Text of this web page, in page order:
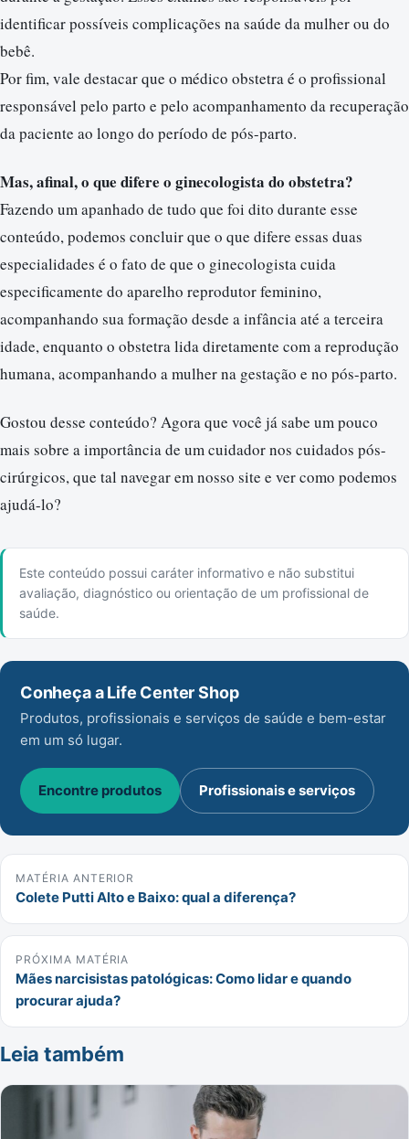
identificar possíveis complicações na saúde da mulher ou do
bebê.
Por fim, vale destacar que o médico obstetra é o profissional
responsável pelo parto e pelo acompanhamento da recuperação
da paciente ao longo do período de pós-parto.
Mas, afinal, o que difere o ginecologista do obstetra?
Fazendo um apanhado de tudo que foi dito durante esse
conteúdo, podemos concluir que o que difere essas duas
especialidades é o fato de que o ginecologista cuida
especificamente do aparelho reprodutor feminino,
acompanhando sua formação desde a infância até a terceira
idade, enquanto o obstetra lida diretamente com a reprodução
humana, acompanhando a mulher na gestação e no pós-parto.
Gostou desse conteúdo? Agora que você já sabe um pouco
mais sobre a importância de um cuidador nos cuidados pós-
cirúrgicos, que tal navegar em nosso site e ver como podemos
ajudá-lo?
Este conteúdo possui caráter informativo e não substitui
avaliação, diagnóstico ou orientação de um profissional de
saúde.
Conheça a Life Center Shop
Produtos, profissionais e serviços de saúde e bem-estar
em um só lugar.
Encontre produtos Profissionais e serviços
MATÉRIA ANTERIOR
Colete Putti Alto e Baixo: qual a diferença?
PRÓXIMA MATÉRIA
Mães narcisistas patológicas: Como lidar e quando
procurar ajuda?
Leia também